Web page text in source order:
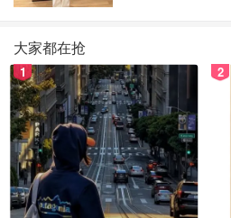
的！加拿大高
度更快，超低
省钱君
加州棕榈泉旅
物、必打卡景
大家都在抢
1 2